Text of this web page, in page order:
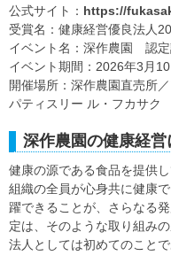
公式サイト： https://
受賞名：健康経営優良法人
イベント名：深作農園 認定
イベント期間：2026年3月
開催場所：深作農園直売所
パティスリー ル・フカサク
深作農園の健康経営
健康の源である食品を提供
組織の全員が心身共に健康
躍できることが、さらなる
定は、そのような取り組み
法人としては初めてのことで